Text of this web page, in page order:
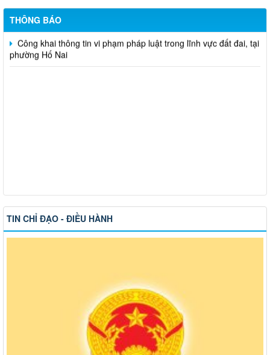
THÔNG BÁO
Công khai thông tin vi phạm pháp luật trong lĩnh vực đất đai, tại
phường Hố Nai
TIN CHỈ ĐẠO - ĐIỀU HÀNH